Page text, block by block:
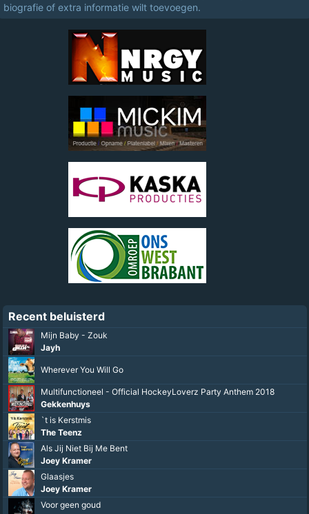
biografie of extra informatie wilt toevoegen.
Recent beluisterd
Mijn Baby - Zouk
Jayh
Wherever You Will Go
Multifunctioneel - Official HockeyLoverz Party Anthem 2018
Gekkenhuys
`t is Kerstmis
The Teenz
Als Jij Niet Bij Me Bent
Joey Kramer
Glaasjes
Joey Kramer
Voor geen goud